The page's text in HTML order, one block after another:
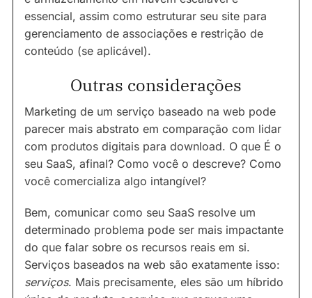
essencial, assim como estruturar seu site para
gerenciamento de associações e restrição de
conteúdo (se aplicável).
Outras considerações
Marketing de um serviço baseado na web pode
parecer mais abstrato em comparação com lidar
com produtos digitais para download. O que É o
seu SaaS, afinal? Como você o descreve? Como
você comercializa algo intangível?
Bem, comunicar como seu SaaS resolve um
determinado problema pode ser mais impactante
do que falar sobre os recursos reais em si.
Serviços baseados na web são exatamente isso:
serviços. Mais precisamente, eles são um híbrido